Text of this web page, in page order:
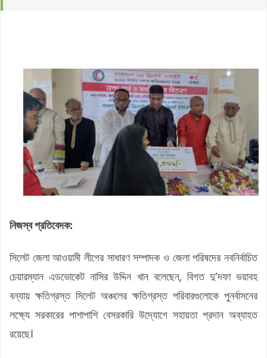
নিজস্ব প্রতিবেদক:
সিলেট জেলা আওয়ামী লীগের সাধারণ সম্পাদক ও জেলা পরিষদের নবনির্বাচিত
চেয়ারম্যান এডভোকেট নাসির উদ্দিন খান বলেছেন, বিগত দু’দফা ভয়াবহ
বন্যায় ক্ষতিগ্রস্ত সিলেট অঞ্চলের ক্ষতিগ্রস্ত পরিবারগুলোকে পুনর্বাসনের
লক্ষ্যে সরকারের পাশাপাশি বেসরকারি উদ্যোগে সহায়তা প্রদান অব্যাহত
রয়েছে।